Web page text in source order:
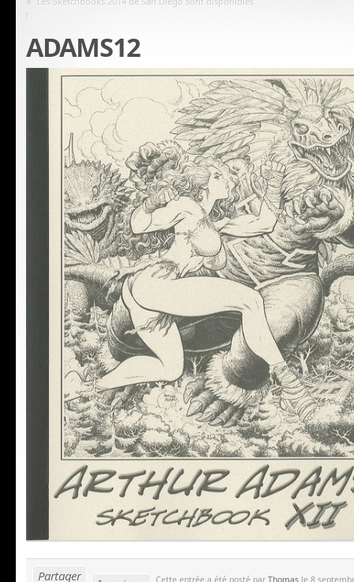
!
ADAMS12
Partager